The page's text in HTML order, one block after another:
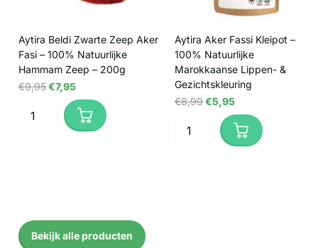
Aytira Beldi Zwarte Zeep Aker
Fasi – 100% Natuurlijke
Hammam Zeep – 200g
€9,95€7,95
Aytira Aker Fassi Kleipot –
100% Natuurlijke
Marokkaanse Lippen- &
Gezichtskleuring
€8,99€5,95
Bekijk alle producten